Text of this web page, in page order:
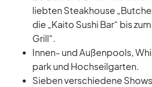
lieb­ten Steak­house
die „Kaito Su­shi Bar“ bis
Grill“.
In­nen- und Au­ßen­pools,
park und Hoch­seil­gar­ten.
Sie­ben ver­schie­dene